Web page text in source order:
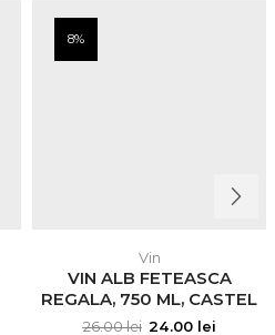
8%
Vin
VIN ALB FETEASCA
REGALA, 750 ML, CASTEL
HUNIADE
26.00lei 24.00 lei